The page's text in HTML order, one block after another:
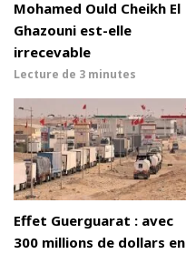
Mohamed Ould Cheikh El
Ghazouni est-elle
irrecevable
Lecture de 3 minutes
Effet Guerguarat : avec
300 millions de dollars en